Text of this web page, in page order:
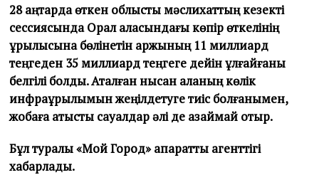
28 қаңтарда өткен облыстық мәслихаттың кезекті
сессиясында Орал қаласындағы көпір өткелінің
құрылысына бөлінетін қаржының 11 миллиард
теңгеден 35 миллиард теңгеге дейін ұлғайғаны
белгілі болды. Аталған нысан қаланың көлік
инфрақұрылымын жеңілдетуге тиіс болғанымен,
жобаға қатысты сауалдар әлі де азаймай отыр.
Бұл туралы «Мой Город» ақпараттық агенттігі
хабарлады.